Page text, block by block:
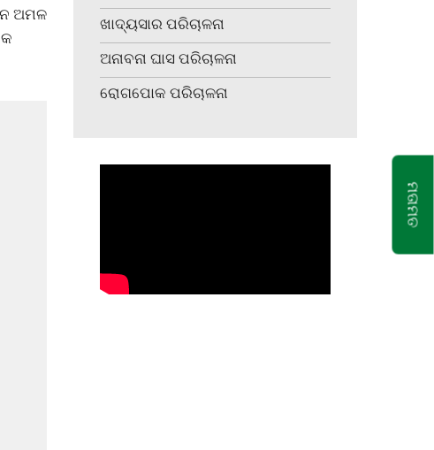
ଅମଳ
ଖାଦ୍ୟସାର ପରିଚାଳନା
ଅନାବନା ଘାସ ପରିଚାଳନା
ରୋଗପୋକ ପରିଚାଳନା
ମତାମତ